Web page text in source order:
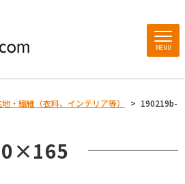
MENU
地・繊維（衣料、インテリア等） > 190219b-